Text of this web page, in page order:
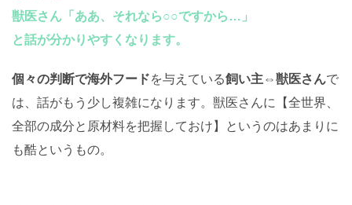
獣医さん「ああ、それなら○○ですから…」
と話が分かりやすくなります。
個々の判断で海外フードを与えている飼い主⇔獣医さんで
は、話がもう少し複雑になります。獣医さんに【全世界、
全部の成分と原材料を把握しておけ】というのはあまりに
も酷というもの。